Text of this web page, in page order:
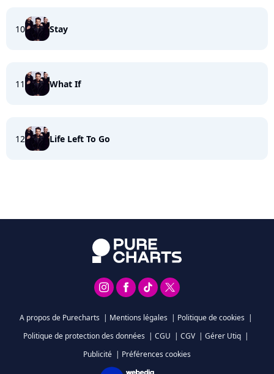
10 Stay
11 What If
12 Life Left To Go
A propos de Purecharts | Mentions légales | Politique de cookies |
Politique de protection des données | CGU | CGV | Gérer Utiq |
Publicité | Préférences cookies